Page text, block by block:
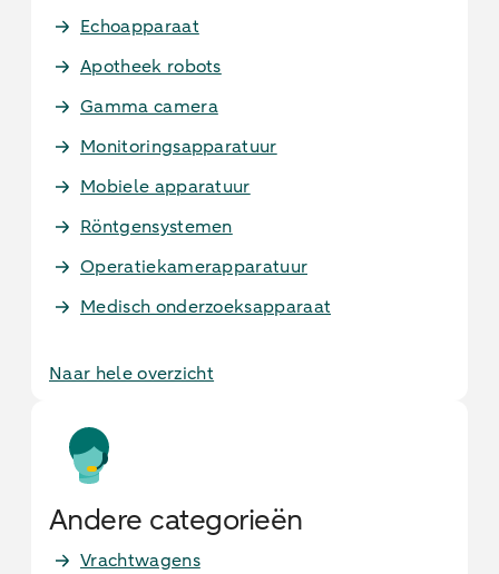
Echoapparaat
Apotheek robots
Gamma camera
Monitoringsapparatuur
Mobiele apparatuur
Röntgensystemen
Operatiekamerapparatuur
Medisch onderzoeksapparaat
Naar hele overzicht
Andere categorieën
Vrachtwagens